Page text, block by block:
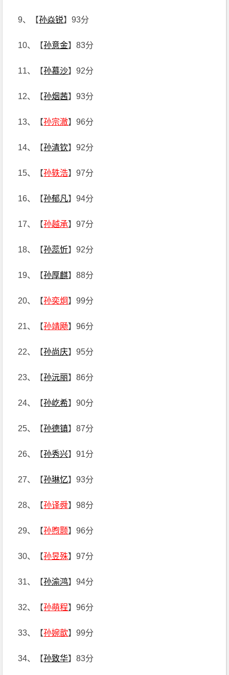
9、【孙焱锐】93分
10、【孙意金】83分
11、【孙慕沙】92分
12、【孙烟茜】93分
13、【孙宗澈】96分
14、【孙清钦】92分
15、【孙轶浩】97分
16、【孙郁凡】94分
17、【孙越承】97分
18、【孙蕊忻】92分
19、【孙厚麒】88分
20、【孙奕炯】99分
21、【孙靖飏】96分
22、【孙尚庆】95分
23、【孙沅丽】86分
24、【孙屹希】90分
25、【孙德镇】87分
26、【孙秀兴】91分
27、【孙琳忆】93分
28、【孙译舜】98分
29、【孙煦颢】96分
30、【孙昱殊】97分
31、【孙渝鸿】94分
32、【孙萌程】96分
33、【孙婉歆】99分
34、【孙致华】83分